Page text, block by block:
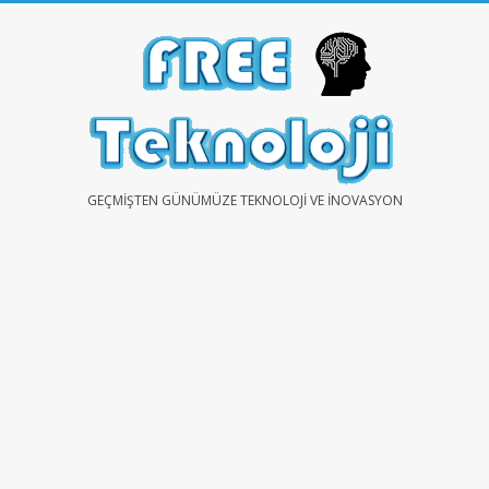
FREEGEÇMIŞTEN GÜNÜMÜZE TEKNOLOJI VE İNOVASYON